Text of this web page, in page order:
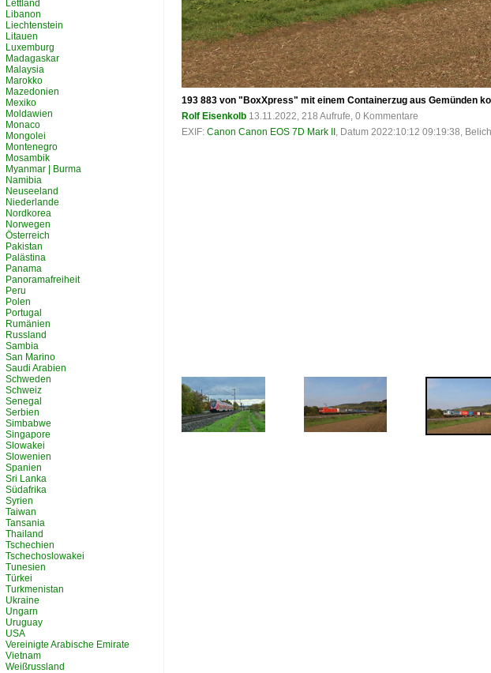
193 883 von "BoxXpress" mit einem Containerzug aus Gemünden
Rolf Eisenkolb 13.11.2022, 218 Aufrufe, 0 Kommentare
EXIF: Canon Canon EOS 7D Mark II , Datum 2022:10:12 09:19:38,
Lettland
Libanon
Liechtenstein
Litauen
Luxemburg
Madagaskar
Malaysia
Marokko
Mazedonien
Mexiko
Moldawien
Monaco
Mongolei
Montenegro
Mosambik
Myanmar | Burma
Namibia
Neuseeland
Niederlande
Nordkorea
Norwegen
Österreich
Pakistan
Palästina
Panama
Panoramafreiheit
Peru
Polen
Portugal
Rumänien
Russland
Sambia
San Marino
Saudi Arabien
Schweden
Schweiz
Senegal
Serbien
Simbabwe
Singapore
Slowakei
Slowenien
Spanien
Sri Lanka
Südafrika
Syrien
Taiwan
Tansania
Thailand
Tschechien
Tschechoslowakei
Tunesien
Türkei
Turkmenistan
Ukraine
Ungarn
Uruguay
USA
Vereinigte Arabische Emirate
Vietnam
Weißrussland